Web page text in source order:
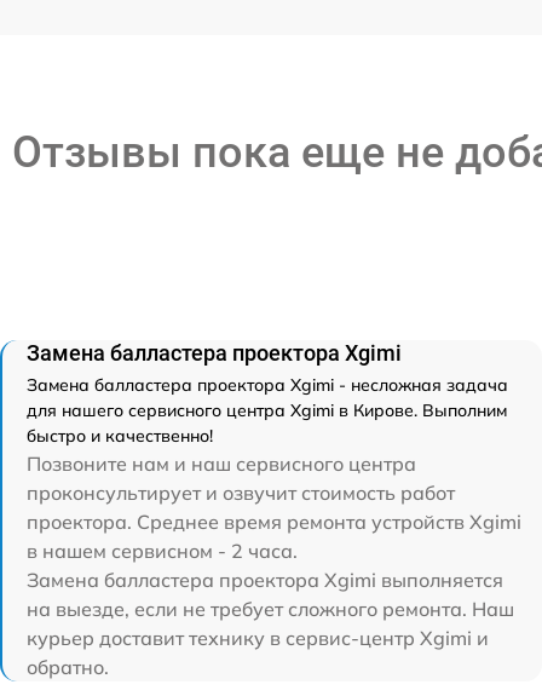
Отзывы пока еще не
Замена балластера проектора Xgimi
Замена балластера проектора Xgimi - несложная задача
для нашего сервисного центра Xgimi в Кирове. Выполним
быстро и качественно!
Позвоните нам и наш сервисного центра
проконсультирует и озвучит стоимость работ
проектора. Среднее время ремонта устройств Xgimi
в нашем сервисном - 2 часа.
Замена балластера проектора Xgimi выполняется
на выезде, если не требует сложного ремонта. Наш
курьер доставит технику в сервис-центр Xgimi и
обратно.